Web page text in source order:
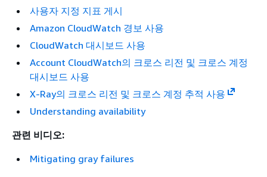
사용자 지정 지표 게시
Amazon CloudWatch 경보 사용
CloudWatch 대시보드 사용
Account CloudWatch의 크로스 리전 및 크로스 계정
대시보드 사용
X-Ray의 크로스 리전 및 크로스 계정 추적 사용
Understanding availability
관련 비디오:
Mitigating gray failures